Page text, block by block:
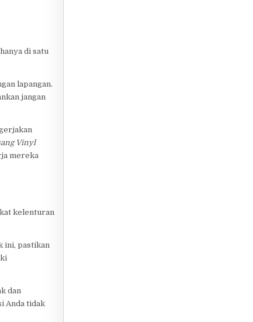
di satu
lapangan.
jangan
Vinyl
mereka
kelenturan
ini, pastikan
dan
Anda tidak